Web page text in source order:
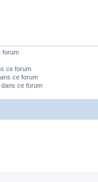
forum
ce forum
ce forum
ce forum